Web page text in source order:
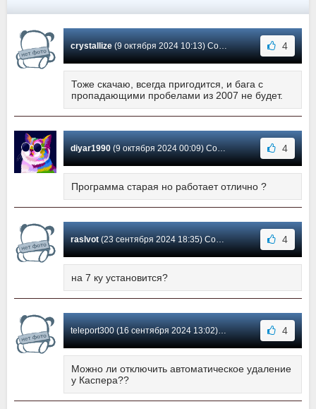
crystallize(9 октября 2024 10:13) Сообщение #1364 4
Тоже скачаю, всегда пригодится, и бага с
пропадающими пробелами из 2007 не будет.
diyar1990(9 октября 2024 00:09) Сообщение #1363 4
Программа старая но работает отлично ?
raslvot(23 сентября 2024 18:35) Сообщение #1362 4
на 7 ку установится?
teleport300 (16 сентября 2024 13:02) Сообщение #1361 4
Можно ли отключить автоматическое удаление
у Каспера??